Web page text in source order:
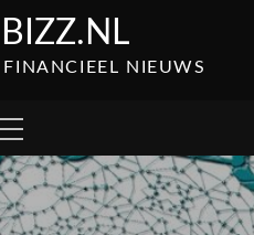
NIEUWS